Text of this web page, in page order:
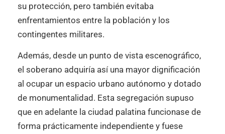
su protección, pero también evitaba
enfrentamientos entre la población y los
contingentes militares.
Además, desde un punto de vista escenográfico,
el soberano adquiría así una mayor dignificación
al ocupar un espacio urbano autónomo y dotado
de monumentalidad. Esta segregación supuso
que en adelante la ciudad palatina funcionase de
forma prácticamente independiente y fuese